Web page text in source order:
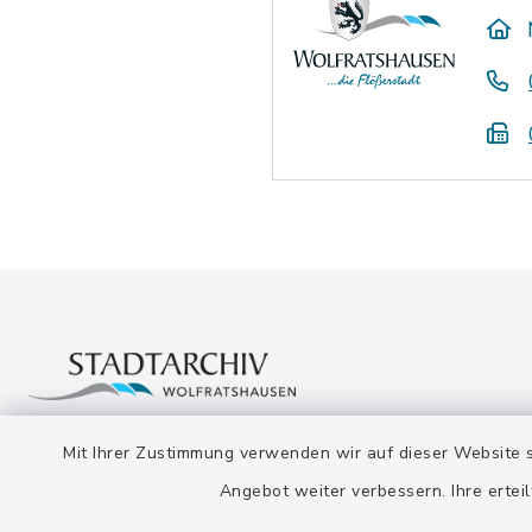
Mit Ihrer Zustimmung verwenden wir auf dieser
Angebot weiter verbessern. Ihre
Stadtarchiv